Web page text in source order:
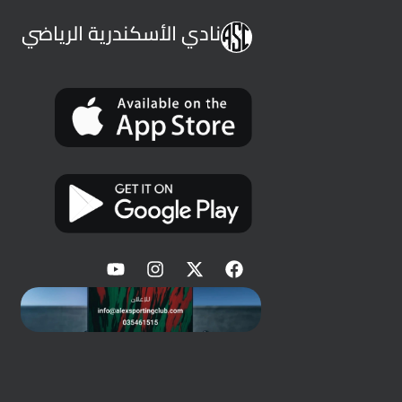
نادي الأسكندرية الرياضي